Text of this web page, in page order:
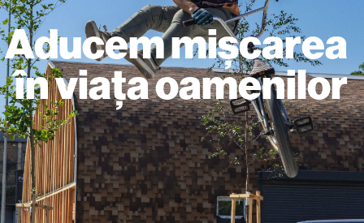
Aducem mișcarea
în viața oamenilor